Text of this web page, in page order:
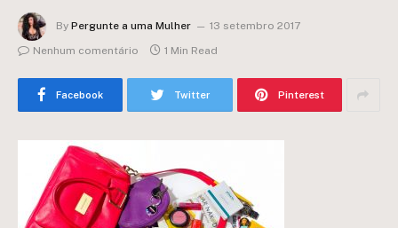
By Pergunte a uma Mulher
13 setembro 2017
Nenhum comentário
1 Min Read
Facebook Twitter Pinterest